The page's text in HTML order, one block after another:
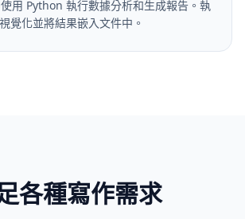
用 Python 執行數據分析和生成報告。執
覺化並將結果嵌入文件中。
各種寫作需求